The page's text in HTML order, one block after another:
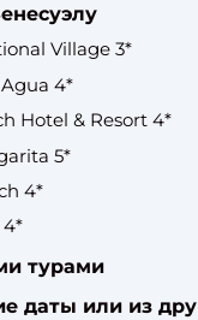
Village 3*
4*
Hotel & Resort 4*
5*
4*
4*
турами
даты или из